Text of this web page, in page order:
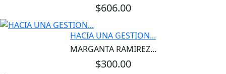
$606.00
HACIA UNA GESTION...
MARGANTA RAMIREZ...
$300.00